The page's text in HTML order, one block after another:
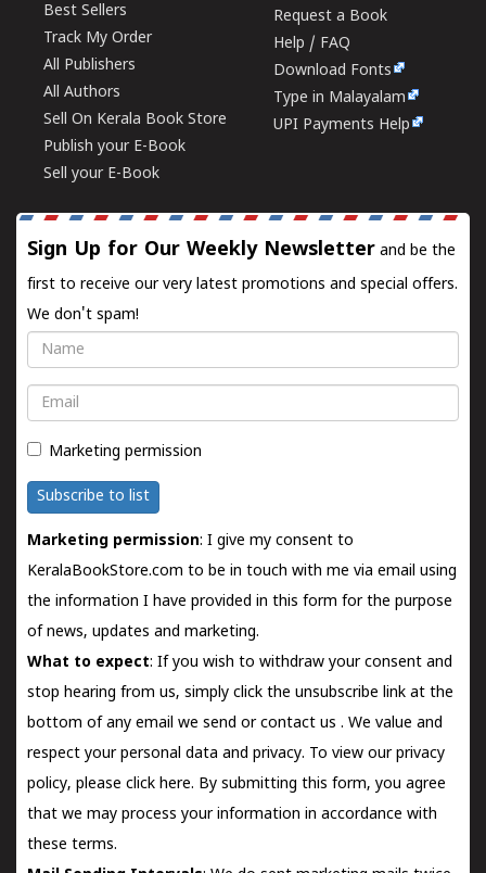
Best Sellers
Track My Order
All Publishers
All Authors
Sell On Kerala Book Store
Publish your E-Book
Sell your E-Book
Request a Book
Help / FAQ
Download Fonts
Type in Malayalam
UPI Payments Help
Sign Up for Our Weekly Newsletter and be the
first to receive our very latest promotions and special offers.
We don't spam!
Name
Email
Marketing permission
Subscribe to list
Marketing permission: I give my consent to
KeralaBookStore.com to be in touch with me via email using
the information I have provided in this form for the purpose
of news, updates and marketing.
What to expect: If you wish to withdraw your consent and
stop hearing from us, simply click the unsubscribe link at the
bottom of any email we send orcontact us . We value and
respect your personal data and privacy. To view our privacy
policy, please click here. By submitting this form, you agree
that we may process your information in accordance with
these terms.